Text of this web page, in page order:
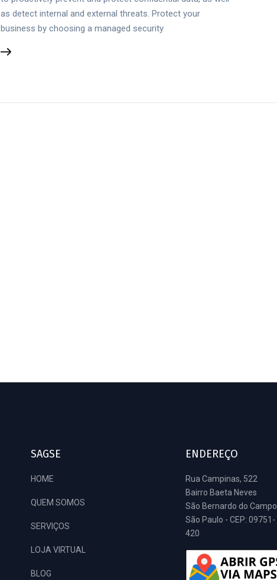
as detect internal and external threats. Protect your
business by choosing a managed security
SAGSE
HOME
QUEM SOMOS
SERVIÇOS
LOJA VIRTUAL
BLOG
ENDEREÇO
Rua Campinas, 522
Bairro Baeta Neves
São Bernardo do Campo
São Paulo - CEP: 09751-
420